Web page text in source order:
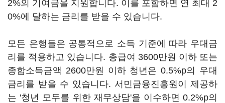
2%의 기여금을 지원합니다. 이를 포함하면 연 최대 2
0%에 달하는 금리를 받을 수 있습니다.
모든 은행들은 공통적으로 소득 기준에 따라 우대금
리를 적용하고 있습니다. 총급여 3600만원 이하 또는
종합소득금액 2600만원 이하 청년은 0.5%p의 우대
금리를 받을 수 있습니다. 서민금융진흥원이 제공하
는 '청년 모두를 위한 재무상담'을 이수하면 0.2%p의